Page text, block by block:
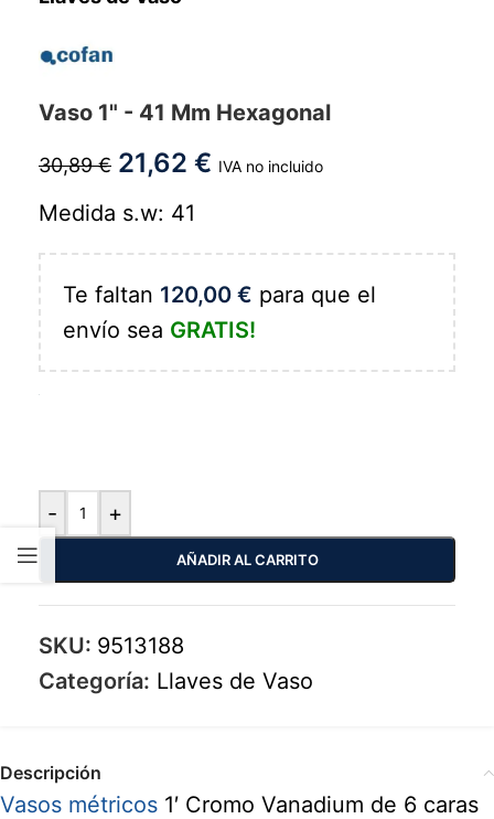
Vaso 1" - 41 Mm Hexagonal
30,89€ 21,62 € IVA no incluido
Medida s.w: 41
Te faltan 120,00 € para que el
envío sea GRATIS!
- +
AÑADIR AL CARRITO
SKU: 9513188
Categoría: Llaves de Vaso
Descripción
Vasos métricos 1′ Cromo Vanadium de 6 caras